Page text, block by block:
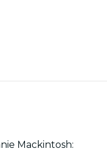
Mackintosh: